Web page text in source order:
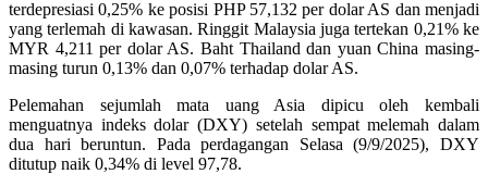
terdepresiasi 0,25% ke posisi PHP 57,132 per dolar AS dan menjadi
yang terlemah di kawasan. Ringgit Malaysia juga tertekan 0,21% ke
MYR 4,211 per dolar AS. Baht Thailand dan yuan China masing-
masing turun 0,13% dan 0,07% terhadap dolar AS.
Pelemahan sejumlah mata uang Asia dipicu oleh kembali
menguatnya indeks dolar (DXY) setelah sempat melemah dalam
dua hari beruntun. Pada perdagangan Selasa (9/9/2025), DXY
ditutup naik 0,34% di level 97,78.